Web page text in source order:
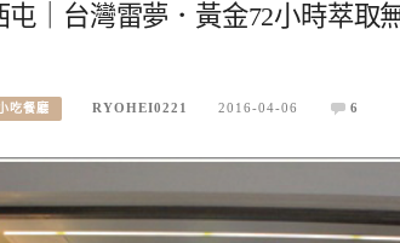
屯｜台灣雷夢．黃金72小時萃取
吃餐廳 RYOHEI0221 2016-04-06 6